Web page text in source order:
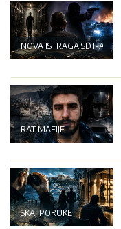
NOVA ISTRAGA SDT-A
RAT MAFIJE
SKAJ PORUKE